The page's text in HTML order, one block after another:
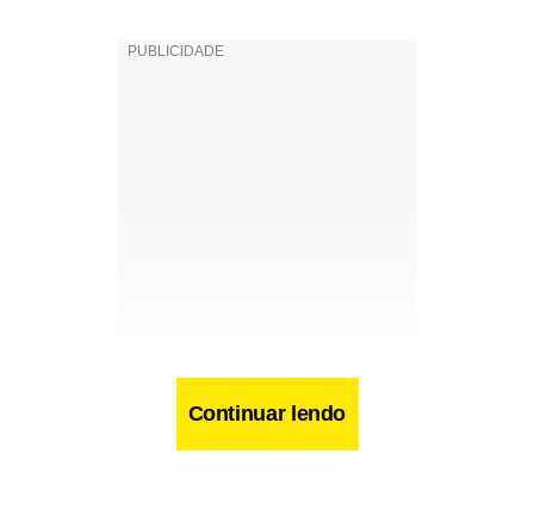
Continuar lendo